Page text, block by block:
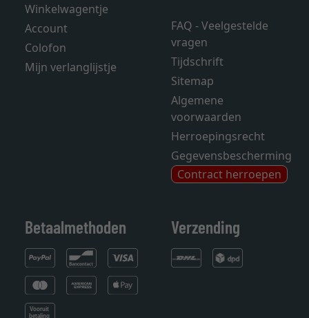
Winkelwagentje
Account
Colofon
Mijn verlanglijstje
FAQ - Veelgestelde
vragen
Tijdschrift
Sitemap
Algemene
voorwaarden
Herroepingsrecht
Gegevensbescherming
Contract herroepen
Betaalmethoden Verzending